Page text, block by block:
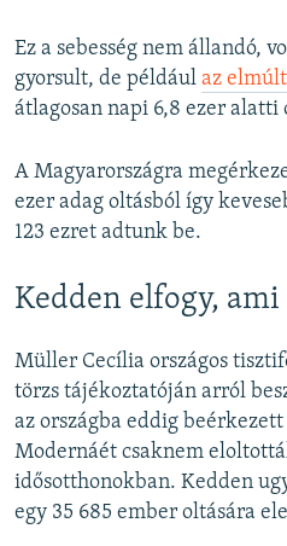
Ez a sebesség nem állandó,
gyorsult, de például az
átlagosan napi 6,8 ezer alatti
A Magyarországra
ezer adag oltásból így
123 ezret adtunk be.
Kedden elfogy,
Müller Cecília országos
törzs tájékoztatóján arról
az országba eddig
Modernáét csaknem
idősotthonokban. Kedden
egy 35 685 ember oltására